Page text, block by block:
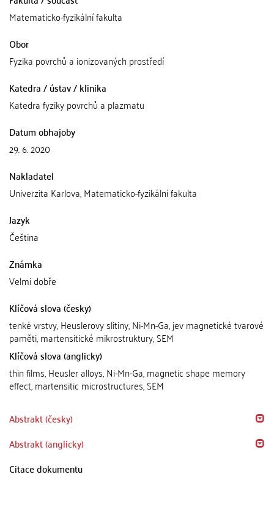
Matematicko-fyzikální fakulta
Obor
Fyzika povrchů a ionizovaných prostředí
Katedra / ústav / klinika
Katedra fyziky povrchů a plazmatu
Datum obhajoby
29. 6. 2020
Nakladatel
Univerzita Karlova, Matematicko-fyzikální fakulta
Jazyk
Čeština
Známka
Velmi dobře
Klíčová slova (česky)
tenké vrstvy, Heuslerovy slitiny, Ni-Mn-Ga, jev magnetické tvarové
paměti, martensitické mikrostruktury, SEM
Klíčová slova (anglicky)
thin films, Heusler alloys, Ni-Mn-Ga, magnetic shape memory
effect, martensitic microstructures, SEM
Abstrakt (česky)
Abstrakt (anglicky)
Citace dokumentu